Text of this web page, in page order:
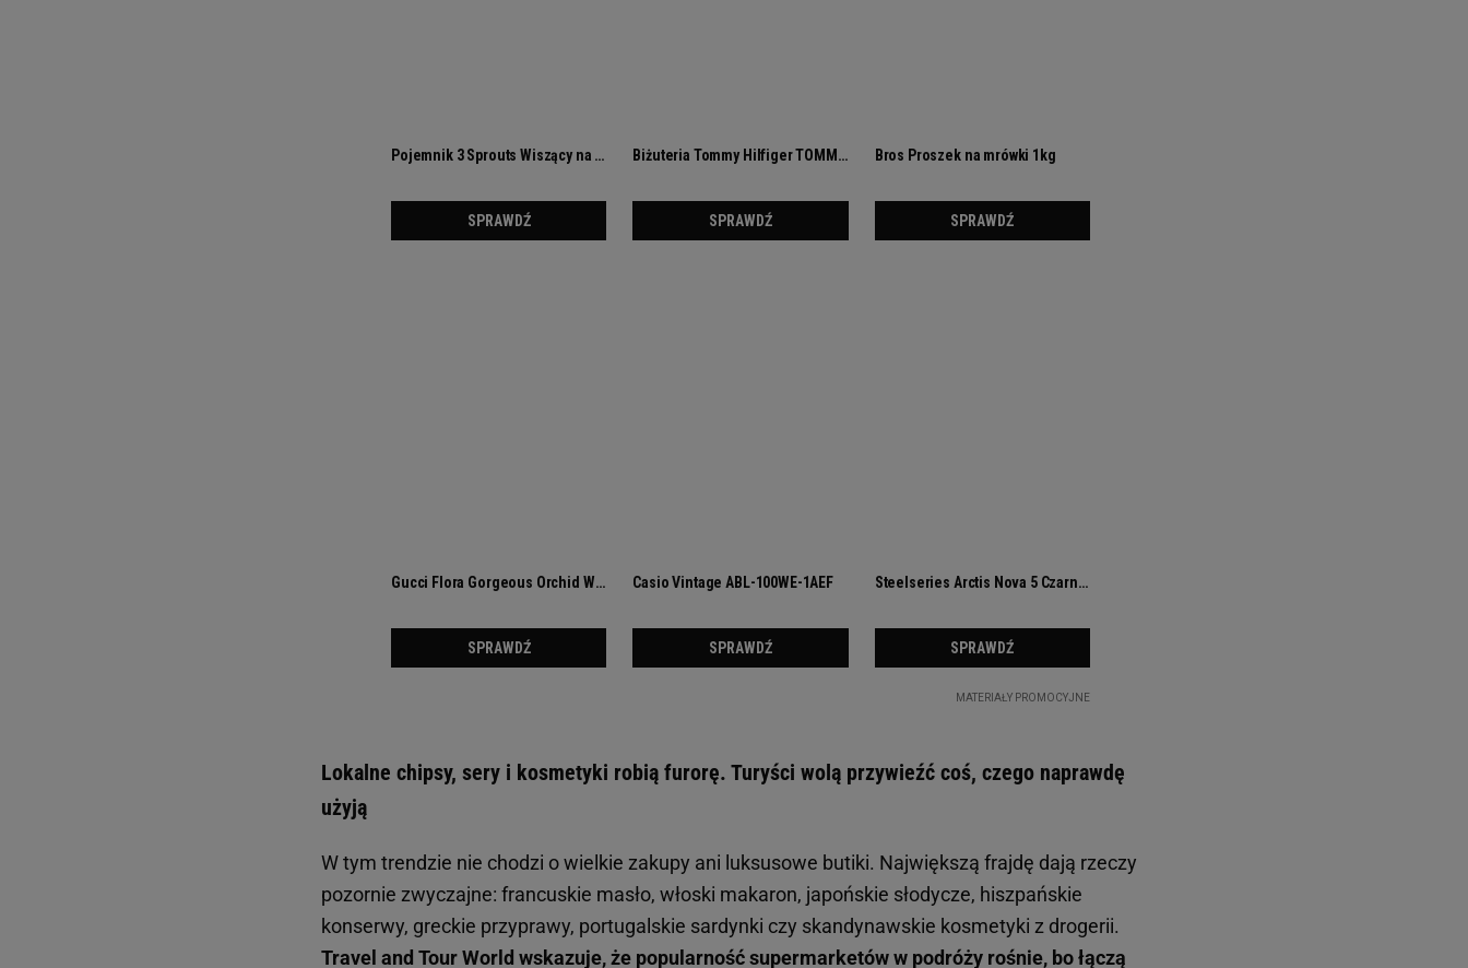
Lokalne chipsy, sery i kosmetyki robią furorę. Turyści wolą przywieźć coś, czego naprawdę
użyją
W tym trendzie nie chodzi o wielkie zakupy ani luksusowe butiki. Największą frajdę dają rzeczy
pozornie zwyczajne: francuskie masło, włoski makaron, japońskie słodycze, hiszpańskie
konserwy, greckie przyprawy, portugalskie sardynki czy skandynawskie kosmetyki z drogerii.
Travel and Tour World wskazuje, że popularność supermarketów w podróży rośnie, bo łączą